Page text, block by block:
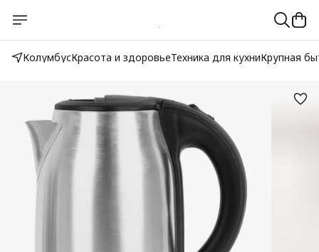
КолумбусКрасота и здоровьеТехника для кухниКрупная